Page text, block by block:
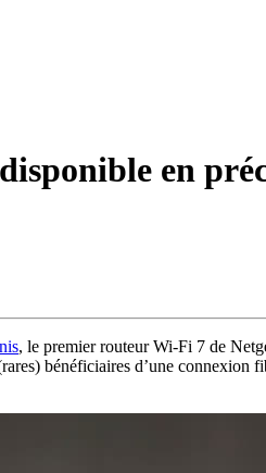
en
, le premier routeur Wi-Fi 7 de
bénéficiaires d’une connexion